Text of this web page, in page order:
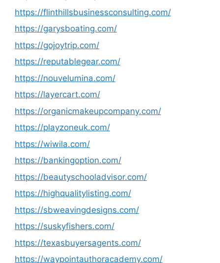
https://flinthillsbusinessconsulting.com/
https://garysboating.com/
https://gojoytrip.com/
https://reputablegear.com/
https://nouvelumina.com/
https://layercart.com/
https://organicmakeupcompany.com/
https://playzoneuk.com/
https://wiwila.com/
https://bankingoption.com/
https://beautyschooladvisor.com/
https://highqualitylisting.com/
https://sbweavingdesigns.com/
https://suskyfishers.com/
https://texasbuyersagents.com/
https://waypointauthoracademy.com/